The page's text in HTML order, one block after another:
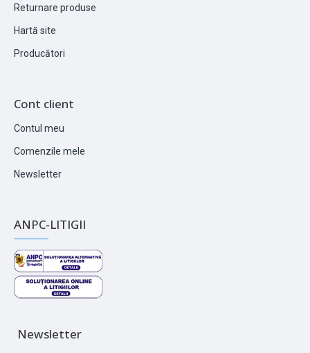
Returnare produse
Hartă site
Producători
Cont client
Contul meu
Comenzile mele
Newsletter
ANPC-LITIGII
Newsletter